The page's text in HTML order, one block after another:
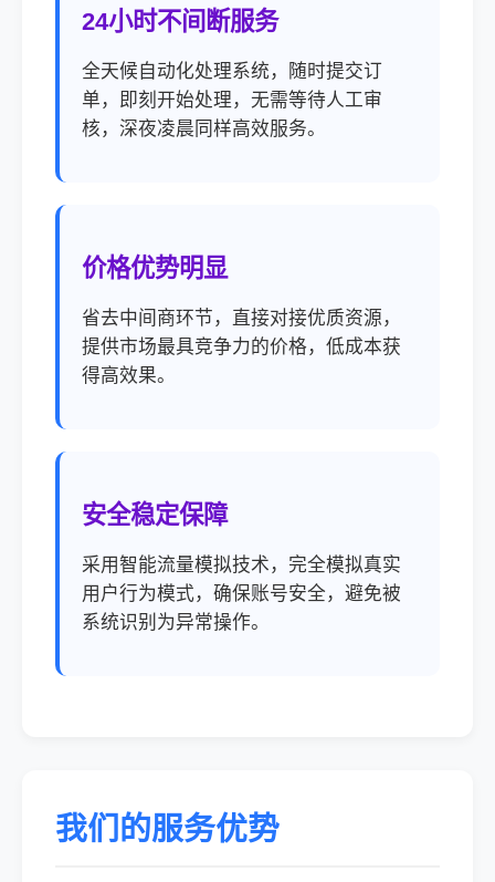
24小时不间断服务
全天候自动化处理系统，随时提交订
单，即刻开始处理，无需等待人工审
核，深夜凌晨同样高效服务。
价格优势明显
省去中间商环节，直接对接优质资源，
提供市场最具竞争力的价格，低成本获
得高效果。
安全稳定保障
采用智能流量模拟技术，完全模拟真实
用户行为模式，确保账号安全，避免被
系统识别为异常操作。
我们的服务优势